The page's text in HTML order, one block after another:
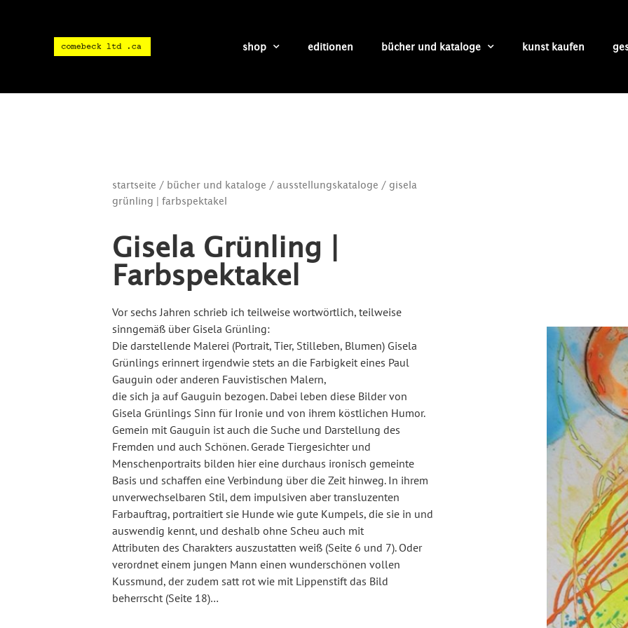
shop editionen bücher und kataloge kunst kaufen
startseite / bücher und kataloge / ausstellungskataloge / gisela
grünling | farbspektakel
Gisela Grünling |
Farbspektakel
Vor sechs Jahren schrieb ich teilweise wortwörtlich, teilweise
sinngemäß über Gisela Grünling:
Die darstellende Malerei (Portrait, Tier, Stilleben, Blumen) Gisela
Grünlings erinnert irgendwie stets an die Farbigkeit eines Paul
Gauguin oder anderen Fauvistischen Malern,
die sich ja auf Gauguin bezogen. Dabei leben diese Bilder von
Gisela Grünlings Sinn für Ironie und von ihrem köstlichen Humor.
Gemein mit Gauguin ist auch die Suche und Darstellung des
Fremden und auch Schönen. Gerade Tiergesichter und
Menschenportraits bilden hier eine durchaus ironisch gemeinte
Basis und schaffen eine Verbindung über die Zeit hinweg. In ihrem
unverwechselbaren Stil, dem impulsiven aber transluzenten
Farbauftrag, portraitiert sie Hunde wie gute Kumpels, die sie in und
auswendig kennt, und deshalb ohne Scheu auch mit
Attributen des Charakters auszustatten weiß (Seite 6 und 7). Oder
verordnet einem jungen Mann einen wunderschönen vollen
Kussmund, der zudem satt rot wie mit Lippenstift das Bild
beherrscht (Seite 18)…